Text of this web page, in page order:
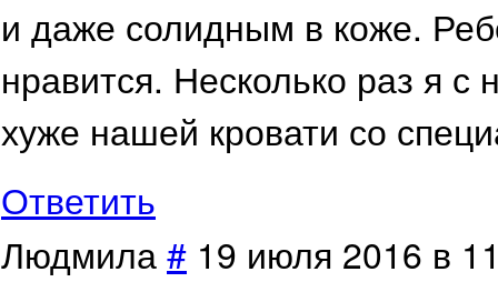
и даже солидным в коже.
нравится. Несколько раз я
хуже нашей кровати со
Ответить
Людмила # 19 июля 2016 в